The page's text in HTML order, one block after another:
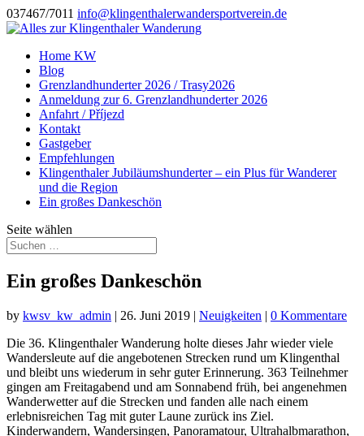
037467/7011 info@klingenthalerwandersportverein.de
Home KW
Blog
Grenzlandhunderter 2026 / Trasy2026
Anmeldung zur 6. Grenzlandhunderter 2026
Anfahrt / Příjezd
Kontakt
Gastgeber
Empfehlungen
Klingenthaler Jubiläumshunderter – ein Plus für Wanderer
und die Region
Ein großes Dankeschön
Seite wählen
Ein großes Dankeschön
by kwsv_kw_admin | 26. Juni 2019 | Neuigkeiten | 0 Kommentare
Die 36. Klingenthaler Wanderung holte dieses Jahr wieder viele
Wandersleute auf die angebotenen Strecken rund um Klingenthal
und bleibt uns wiederum in sehr guter Erinnerung. 363 Teilnehmer
gingen am Freitagabend und am Sonnabend früh, bei angenehmen
Wanderwetter auf die Strecken und fanden alle nach einem
erlebnisreichen Tag mit guter Laune zurück ins Ziel.
Kinderwandern, Wandersingen, Panoramatour, Ultrahalbmarathon,